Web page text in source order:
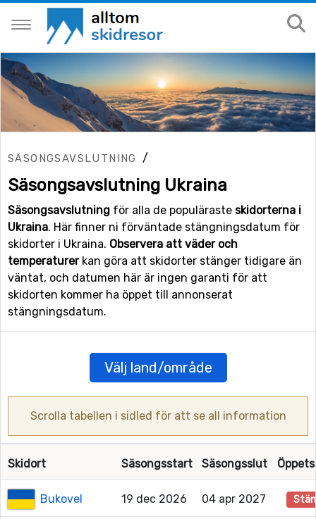
SÄSONGSAVSLUTNING /
Säsongsavslutning Ukraina
Säsongsavslutning för alla de populäraste skidorterna i
Ukraina. Här finner ni förväntade stängningsdatum för
skidorter i Ukraina. Observera att väder och
temperaturerkan göra att skidorter stänger tidigare än
väntat, och datumen här är ingen garanti för att
skidorten kommer ha öppet till annonserat
stängningsdatum.
Välj land/område
Scrolla tabellen i sidled för att se all information
Skidort Säsongsstart Säsongsslut
Bukovel 19 dec 2026 04 apr 2027